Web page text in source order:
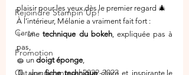
Rejoindre Stampin’Up!
Carte
Promotion
Catalogue annuel 2022-2023
plaisir pour les yeux dès le premier regard 🎄
À l’intérieur, Mélanie a vraiment fait fort :
✨ une technique du bokeh, expliquée pas à
pas,
🧽 un doigt éponge,
📄 une fiche technique claire et inspirante,le